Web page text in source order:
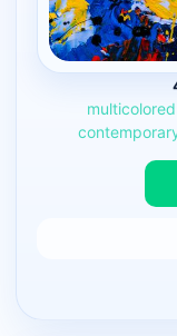
multicolored